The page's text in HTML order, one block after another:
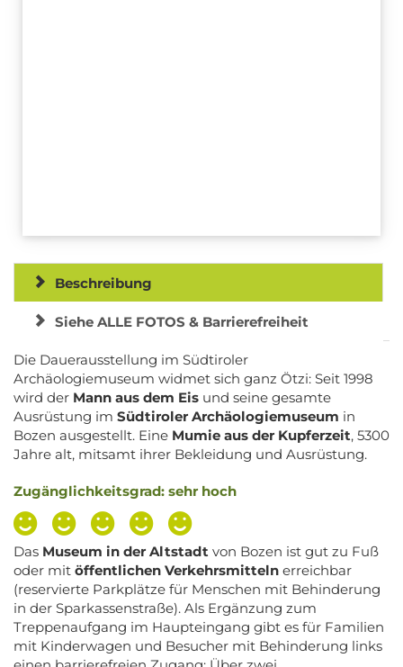
Beschreibung
Siehe ALLE FOTOS & Barrierefreiheit
Die Dauerausstellung im Südtiroler
Archäologiemuseum widmet sich ganz Ötzi: Seit 1998
wird der Mann aus dem Eis und seine gesamte
Ausrüstung im Südtiroler Archäologiemuseum in
Bozen ausgestellt. Eine Mumie aus der Kupferzeit, 5300
Jahre alt, mitsamt ihrer Bekleidung und Ausrüstung.
Zugänglichkeitsgrad: sehr hoch
Das Museum in der Altstadt von Bozen ist gut zu Fuß
oder mit öffentlichen Verkehrsmitteln erreichbar
(reservierte Parkplätze für Menschen mit Behinderung
in der Sparkassenstraße). Als Ergänzung zum
Treppenaufgang im Haupteingang gibt es für Familien
mit Kinderwagen und Besucher mit Behinderung links